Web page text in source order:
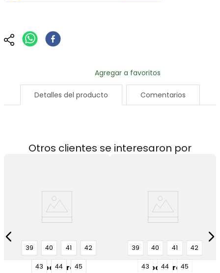
Detalles del producto Comentarios
Otros clientes se interesaron por
39 40 41 42
43 44 45
Rockford
39 40 41 42
43 44 45
Rockford